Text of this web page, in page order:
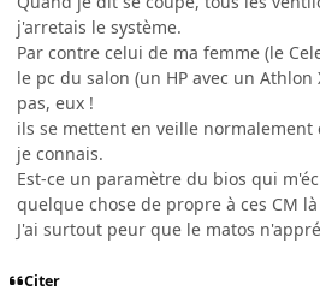
j'arretais le système.
Par contre celui de ma femme (le
le pc du salon (un HP avec un Athlon
pas, eux !
ils se mettent en veille normalement
je connais.
Est-ce un paramètre du bios qui
quelque chose de propre à ces CM là
J'ai surtout peur que le matos
Citer